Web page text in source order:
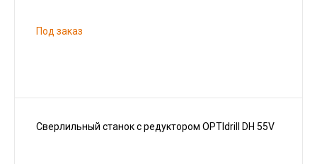
Под заказ
Сверлильный станок с редуктором OPTIdrill DH 55V